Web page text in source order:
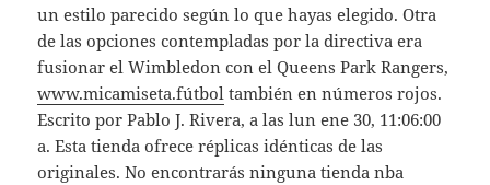
un estilo parecido según lo que hayas elegido. Otra
de las opciones contempladas por la directiva era
fusionar el Wimbledon con el Queens Park Rangers,
www.micamiseta.fútbol también en números rojos.
Escrito por Pablo J. Rivera, a las lun ene 30, 11:06:00
a. Esta tienda ofrece réplicas idénticas de las
originales. No encontrarás ninguna tienda nba